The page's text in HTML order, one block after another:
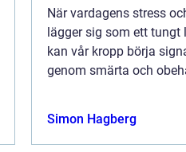
När vardagens stress
lägger sig som ett tungt
kan vår kropp börja
genom smärta och
Simon Hagberg